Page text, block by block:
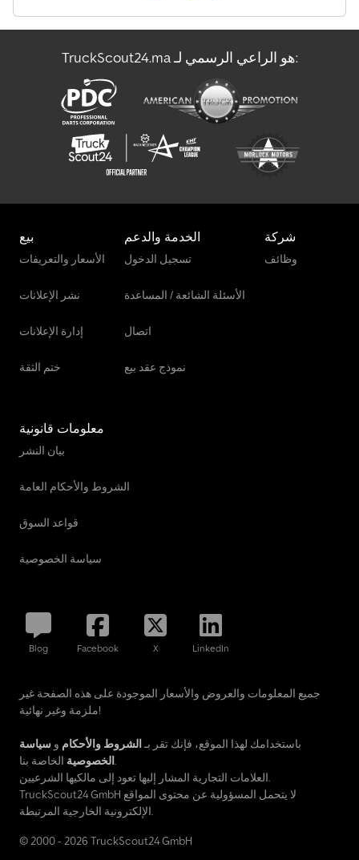
Sennebogen 355 E
المعدات الخاصة بتشغيل المطارات
شاحنة الخردة
شاحنة قلابة بكابل
شاحنة قلابة مع رافعة
مركبة الشحن
مركبة نقل أموال مدرعة
TruckScout24.ma هو الراعي الرسمي لـ:
بيع
الأسعار والتعريفات
نشر الإعلانات
إدارة الإعلانات
ختم الثقة
الخدمة والدعم
تسجيل الدخول
الأسئلة الشائعة / المساعدة
اتصال
نموذج عقد بيع
شركة
وظائف
معلومات قانونية
بيان النشر
الشروط والأحكام العامة
قواعد السوق
سياسة الخصوصية
Blog Facebook X LinkedIn
جميع المعلومات والعروض والأسعار الموجودة على هذه الصفحة غير
ملزمة وغير نهائية!
باستخدامك لهذا الموقع، فإنك تقر بـ الشروط والأحكام و سياسة
الخصوصيةالخاصة بنا.
العلامات التجارية المشار إليها تعود إلى مالكيها الشرعيين.
TruckScout24 GmbH لا يتحمل المسؤولية عن محتوى المواقع
الإلكترونية الخارجية المرتبطة.
© 2000 - 2026 TruckScout24 GmbH